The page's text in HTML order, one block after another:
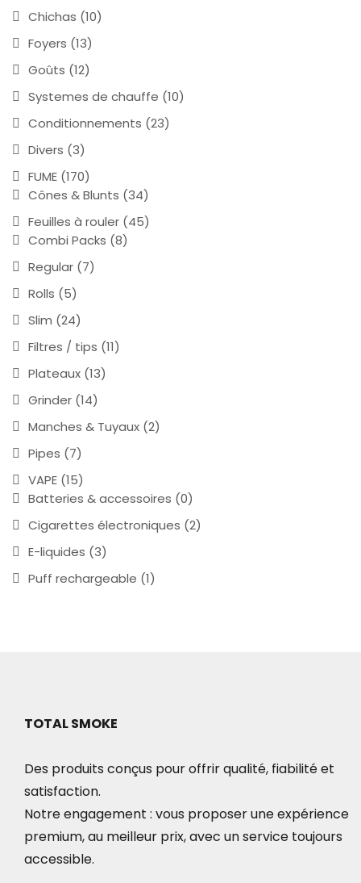
Chichas (10)
Foyers (13)
Goûts (12)
Systemes de chauffe (10)
Conditionnements (23)
Divers (3)
FUME (170)
Cônes & Blunts (34)
Feuilles à rouler (45)
Combi Packs (8)
Regular (7)
Rolls (5)
Slim (24)
Filtres / tips (11)
Plateaux (13)
Grinder (14)
Manches & Tuyaux (2)
Pipes (7)
VAPE (15)
Batteries & accessoires (0)
Cigarettes électroniques (2)
E-liquides (3)
Puff rechargeable (1)
TOTAL SMOKE
Des produits conçus pour offrir qualité, fiabilité et
satisfaction.
Notre engagement : vous proposer une expérience
premium, au meilleur prix, avec un service toujours
accessible.